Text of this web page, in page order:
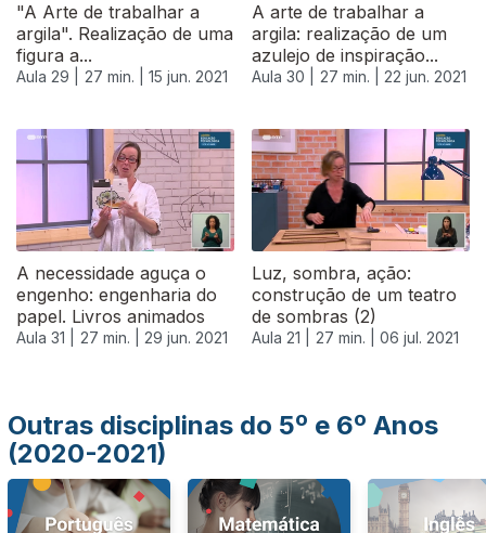
"A Arte de trabalhar a
argila". Realização de uma
figura a...
Aula 29 | 27 min. | 15 jun. 2021
A arte de trabalhar a
argila: realização de um
azulejo de inspiração...
Aula 30 | 27 min. | 22 jun. 2021
A necessidade aguça o
engenho: engenharia do
papel. Livros animados
Aula 31 | 27 min. | 29 jun. 2021
Luz, sombra, ação:
construção de um teatro
de sombras (2)
Aula 21 | 27 min. | 06 jul. 2021
555799
Outras disciplinas do 5º e 6º Anos
(2020-2021)